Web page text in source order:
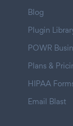
Blog
Plugin
POWR
Plans &
HIPAA
Email Blast